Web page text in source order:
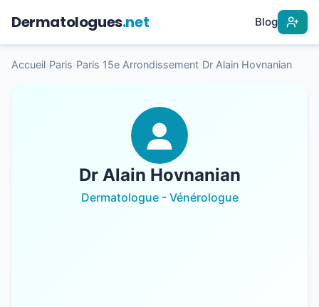
Dermatologues.net Blog
Accueil Paris Paris 15e Arrondissement Dr Alain Hovnanian
Dr Alain Hovnanian
Dermatologue - Vénérologue